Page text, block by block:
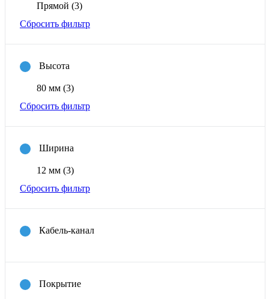
Прямой (3)
Сбросить фильтр
Высота
80 мм (3)
Сбросить фильтр
Ширина
12 мм (3)
Сбросить фильтр
Кабель-канал
Покрытие